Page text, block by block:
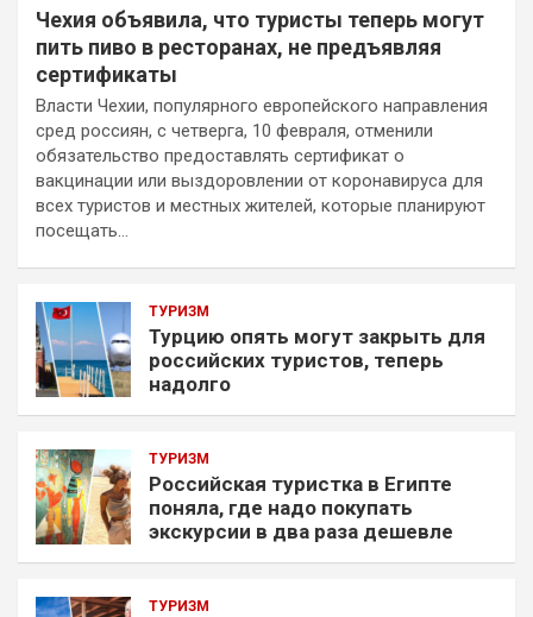
Чехия объявила, что туристы теперь могут
пить пиво в ресторанах, не предъявляя
сертификаты
Власти Чехии, популярного европейского направления
сред россиян, с четверга, 10 февраля, отменили
обязательство предоставлять сертификат о
вакцинации или выздоровлении от коронавируса для
всех туристов и местных жителей, которые планируют
посещать…
ТУРИЗМ
Турцию опять могут закрыть для
российских туристов, теперь
надолго
ТУРИЗМ
Российская туристка в Египте
поняла, где надо покупать
экскурсии в два раза дешевле
ТУРИЗМ